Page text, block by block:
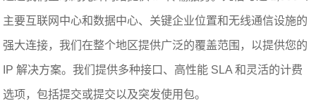
主要互联网中心和数据中心、关键企业位置和无线通信设施的
强大连接，我们在整个地区提供广泛的覆盖范围，以提供您的
IP 解决方案。我们提供多种接口、高性能 SLA 和灵活的计费
选项，包括提交或提交以及突发使用包。